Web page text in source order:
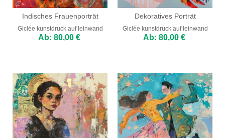
Indisches Frauenporträt
Giclée kunstdruck auf leinwand
Ab: 80,00 €
Dekoratives Porträt
Giclée kunstdruck auf leinwand
Ab: 80,00 €